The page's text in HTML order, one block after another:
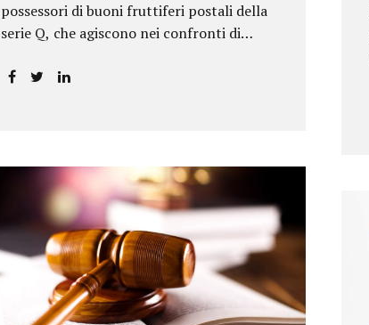
possessori di buoni fruttiferi postali della
serie Q, che agiscono nei confronti di